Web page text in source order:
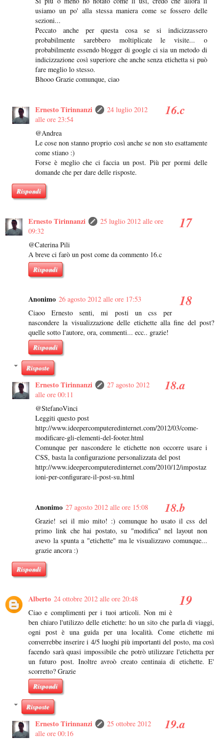
usiamo un po' alla stessa maniera come se fossero delle
sezioni...
Peccato anche per questa cosa se si indicizzassero
probabilmente sarebbero moltiplicate le visite... o
probabilmente essendo blogger di google ci sia un metodo di
indicizzazione così superiore che anche senza etichetta si può
fare meglio lo stesso.
Bhooo Grazie comunque, ciao
Ernesto Tirinnanzi
24 luglio 2012
alle ore 23:54
@Andrea
Le cose non stanno proprio così anche se non sto esattamente
come stiano :)
Forse è meglio che ci faccia un post. Più per pormi delle
domande che per dare delle risposte.
Rispondi
Ernesto Tirinnanzi
25 luglio 2012 alle ore
09:32
@Caterina Pili
A breve ci farò un post come da commento 16.c
Rispondi
Anonimo 26 agosto 2012 alle ore 17:53
Ciaoo Ernesto senti, mi posti un css per
nascondere la visualizzazione delle etichette alla fine del post?
quelle sotto l'autore, ora, commenti... ecc.. grazie!
Rispondi
Risposte
Ernesto Tirinnanzi
27 agosto 2012
alle ore 00:11
@StefanoVinci
Leggiti questo post
http://www.ideepercomputeredinternet.com/2012/03/come-
modificare-gli-elementi-del-footer.html
Comunque per nascondere le etichette non occorre usare i
CSS, basta la configurazione personalizzata del post
http://www.ideepercomputeredinternet.com/2010/12/impostaz
ioni-per-configurare-il-post-su.html
Anonimo 27 agosto 2012 alle ore 15:08
Grazie! sei il mio mito! :) comunque ho usato il css del
primo link che hai postato, su "modifica" nel layout non
avevo la spunta a "etichette" ma le visualizzavo comunque...
grazie ancora :)
Rispondi
Alberto 24 ottobre 2012 alle ore 20:48
Ciao e complimenti per i tuoi articoli. Non mi è
ben chiaro l'utilizzo delle etichette: ho un sito che parla di viaggi,
ogni post è una guida per una località. Come etichette mi
converrebbe inserire i 4/5 luoghi più importanti del posto, ma così
facendo sarà quasi impossibile che potrò utilizzare l'etichetta per
un futuro post. Inoltre avroò creato centinaia di etichette. E'
scorretto? Grazie
Rispondi
Risposte
Ernesto Tirinnanzi
25 ottobre 2012
alle ore 00:16